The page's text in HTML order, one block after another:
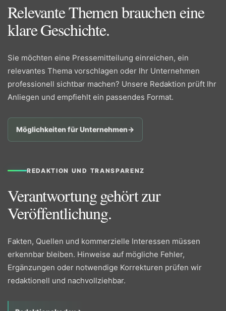
Relevante Themen brauchen eine
klare Geschichte.
Sie möchten eine Pressemitteilung einreichen, ein
relevantes Thema vorschlagen oder Ihr Unternehmen
professionell sichtbar machen? Unsere Redaktion prüft Ihr
Anliegen und empfiehlt ein passendes Format.
Möglichkeiten für Unternehmen→
REDAKTION UND TRANSPARENZ
Verantwortung gehört zur
Veröffentlichung.
Fakten, Quellen und kommerzielle Interessen müssen
erkennbar bleiben. Hinweise auf mögliche Fehler,
Ergänzungen oder notwendige Korrekturen prüfen wir
redaktionell und nachvollziehbar.